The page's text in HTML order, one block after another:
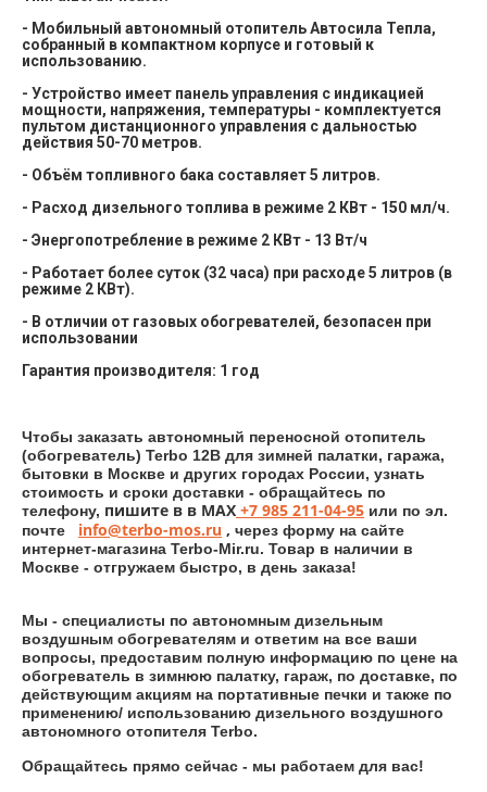
- Мобильный автономный отопитель Автосила Тепла,
собранный в компактном корпусе и готовый к
использованию.
- Устройство имеет панель управления с индикацией
мощности, напряжения, температуры - комплектуется
пультом дистанционного управления с дальностью
действия 50-70 метров.
- Объём топливного бака составляет 5 литров.
- Расход дизельного топлива в режиме 2 КВт - 150 мл/ч.
- Энергопотребление в режиме 2 КВт - 13 Вт/ч
- Работает более суток (32 часа) при расходе 5 литров (в
режиме 2 КВт).
- В отличии от газовых обогревателей, безопасен при
использовании
Гарантия производителя: 1 год
Чтобы заказать автономный переносной отопитель
(обогреватель) Terbo 12В для зимней палатки, гаража,
бытовки в Москве и других городах России, узнать
стоимость и сроки доставки - обращайтесь по
телефону, пишите в в MAX +7 985 211-04-95 или по эл.
почте
info@terbo-mos.ru , через форму на сайте
интернет-магазина Terbo-Mir.ru. Товар в наличии в
Москве - отгружаем быстро, в день заказа!
Мы - специалисты по автономным дизельным
воздушным обогревателям и ответим на все ваши
вопросы, предоставим полную информацию по цене на
обогреватель в зимнюю палатку, гараж, по доставке, по
действующим акциям на портативные печки и также по
применению/ использованию дизельного воздушного
автономного отопителя Terbo.
Обращайтесь прямо сейчас - мы работаем для вас!